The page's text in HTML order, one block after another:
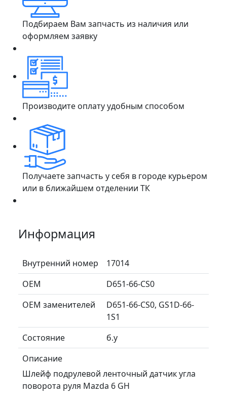
Подбираем Вам запчасть из наличия или
оформляем заявку
Производите оплату удобным способом
Получаете запчасть у себя в городе курьером
или в ближайшем отделении ТК
Информация
Внутренний номер
17014
ОЕМ
D651-66-CS0
ОЕМ заменителей
D651-66-CS0, GS1D-66-
1S1
Состояние
б.у
Описание
Шлейф подрулевой ленточный датчик угла
поворота руля Mazda 6 GH